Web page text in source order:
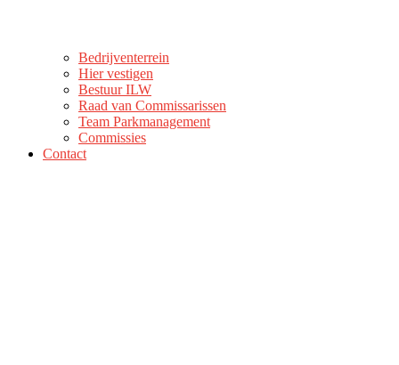
Bedrijventerrein
Hier vestigen
Bestuur ILW
Raad van Commissarissen
Team Parkmanagement
Commissies
Contact